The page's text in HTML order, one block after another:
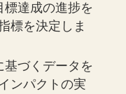
標達成の進捗を
標を決定しま
基づくデータを
ンパクトの実